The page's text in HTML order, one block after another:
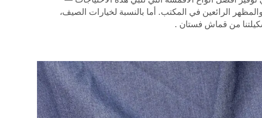
الرائعين في المكتب. أما بالنسبة لخيارات الصيف،
من قماش فستان .